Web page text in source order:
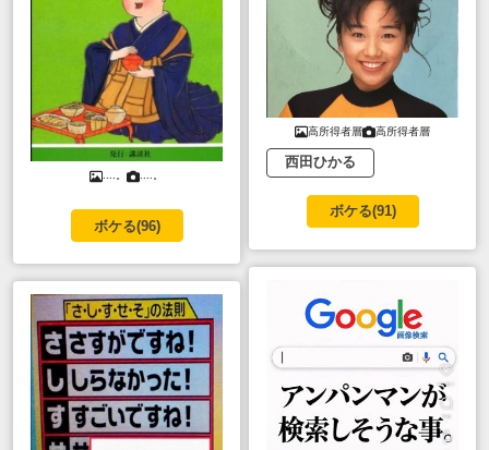
....。 ....。
ボケる(96)
高所得者層 高所得者層
西田ひかる
ボケる(91)